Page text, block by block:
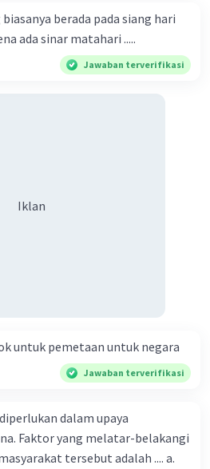
berada pada siang hari
ada sinar matahari .....
Jawaban terverifikasi
Iklan
untuk pemetaan untuk negara
Jawaban terverifikasi
dalam upaya
Faktor yang melatar-belakangi
tersebut adalah .... a.